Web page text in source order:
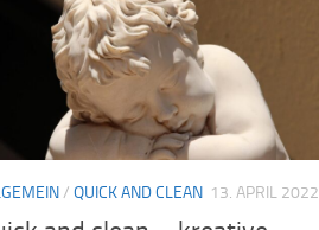
/ QUICK AND CLEAN 13. APRIL 2022